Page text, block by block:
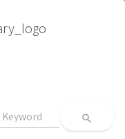
search